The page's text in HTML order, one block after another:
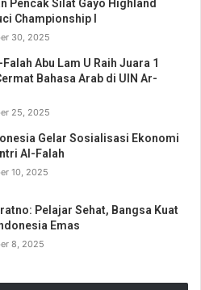
Pencak Silat Gayo Highland
Championship I
30, 2025
Abu Lam U Raih Juara 1
Bahasa Arab di UIN Ar-
25, 2025
Gelar Sosialisasi Ekonomi
Al-Falah
10, 2025
Pelajar Sehat, Bangsa Kuat
Emas
8, 2025